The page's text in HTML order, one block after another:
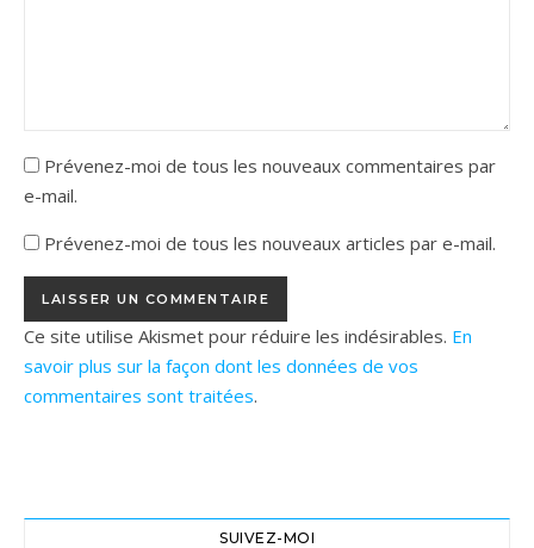
Prévenez-moi de tous les nouveaux commentaires par
e-mail.
Prévenez-moi de tous les nouveaux articles par e-mail.
Ce site utilise Akismet pour réduire les indésirables. En
savoir plus sur la façon dont les données de vos
commentaires sont traitées.
SUIVEZ-MOI